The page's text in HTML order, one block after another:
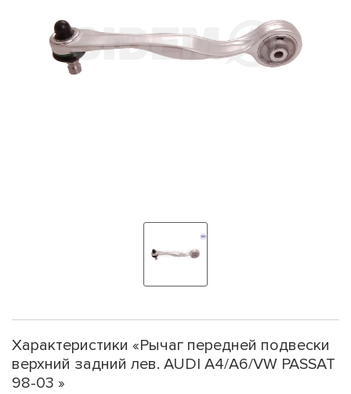
Характеристики «Рычаг передней подвески
верхний задний лев. AUDI A4/A6/VW PASSAT
98-03 »